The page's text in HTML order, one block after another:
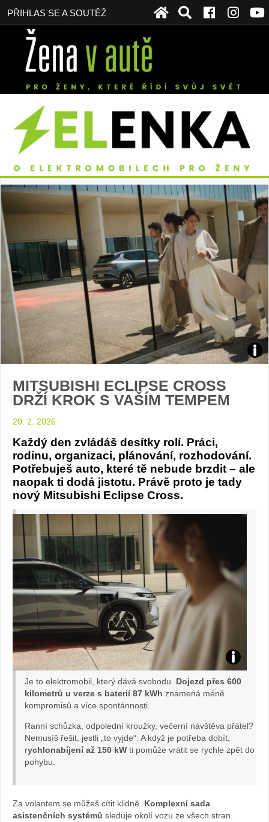
PŘIHLAS SE A SOUTĚŽ
MITSUBISHI ECLIPSE CROSS
DRŽÍ KROK S VAŠÍM TEMPEM
20. 2. 2026
Každý den zvládáš desítky rolí. Práci,
rodinu, organizaci, plánování, rozhodování.
Potřebuješ auto, které tě nebude brzdit – ale
naopak ti dodá jistotu. Právě proto je tady
nový Mitsubishi Eclipse Cross.
ECLIPSE
Je to elektromobil, který dává svobodu. Dojezd přes 600
kilometrů u verze s baterií 87 kWh znamená méně
kompromisů a více spontánnosti.
Ranní schůzka, odpolední kroužky, večerní návštěva přátel?
Nemusíš řešit, jestli „to vyjde“. A když je potřeba dobít,
rychlonabíjení až 150 kW ti pomůže vrátit se rychle zpět do
pohybu.
Za volantem se můžeš cítit klidně. Komplexní sada
asistenčních systémů sleduje okolí vozu ze všech stran.